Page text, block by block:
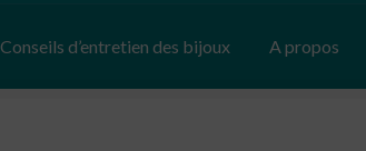
Conseils d’entretien des bijoux A propos